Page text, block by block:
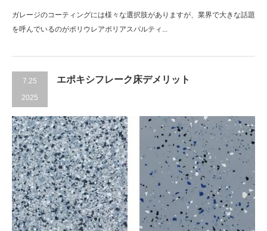
ガレージのコーティングには様々な選択肢がありますが、業界で大きな話題
を呼んでいるのがポリウレアポリアスパルティ...
7.25
2025
エポキシフレーク床デメリット